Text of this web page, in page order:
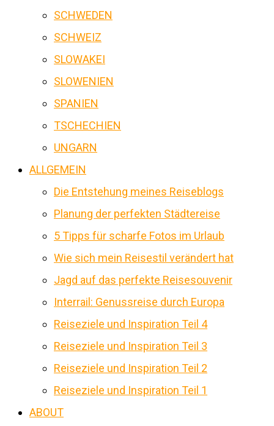
SCHWEDEN
SCHWEIZ
SLOWAKEI
SLOWENIEN
SPANIEN
TSCHECHIEN
UNGARN
ALLGEMEIN
Die Entstehung meines Reiseblogs
Planung der perfekten Städtereise
5 Tipps für scharfe Fotos im Urlaub
Wie sich mein Reisestil verändert hat
Jagd auf das perfekte Reisesouvenir
Interrail: Genussreise durch Europa
Reiseziele und Inspiration Teil 4
Reiseziele und Inspiration Teil 3
Reiseziele und Inspiration Teil 2
Reiseziele und Inspiration Teil 1
ABOUT